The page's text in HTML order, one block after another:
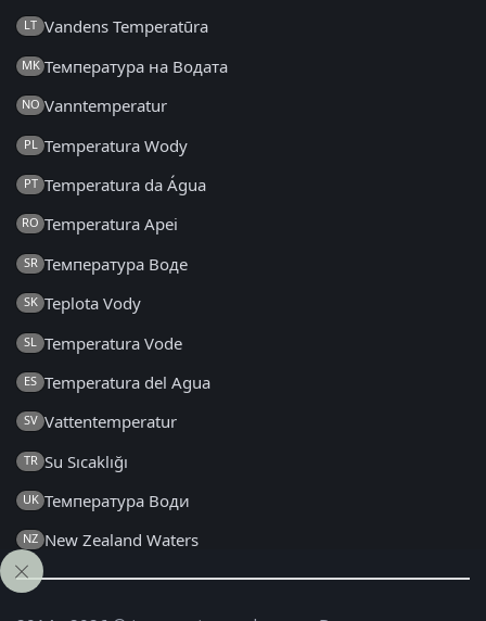
LT Vandens Temperatūra
MK Температура на Водата
NO Vanntemperatur
PL Temperatura Wody
PT Temperatura da Água
RO Temperatura Apei
SR Температура Воде
SK Teplota Vody
SL Temperatura Vode
ES Temperatura del Agua
SV Vattentemperatur
TR Su Sıcaklığı
UK Температура Води
NZ New Zealand Waters